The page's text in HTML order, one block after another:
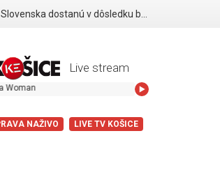
Live stream
NAŽIVO LIVE TV KOŠICE